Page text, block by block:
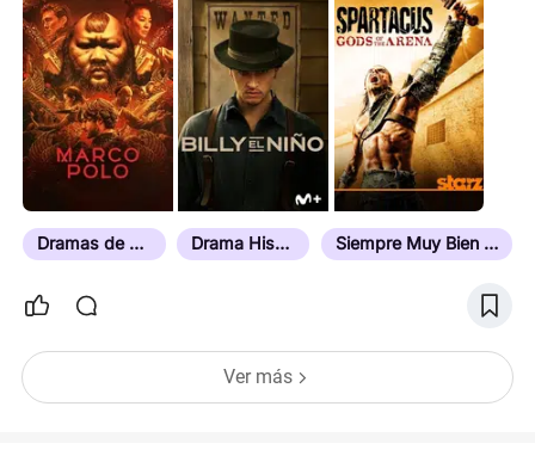
Dramas de Época Drama Histórico Siempre Muy Bien Valorada
Ver más